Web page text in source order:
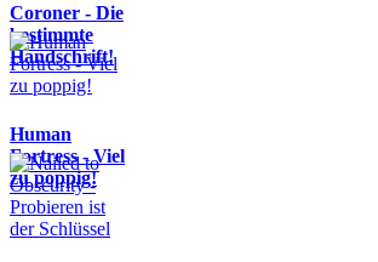
Coroner - Die
bestimmte
Handschrift!
Human
Fortress - Viel
zu poppig!